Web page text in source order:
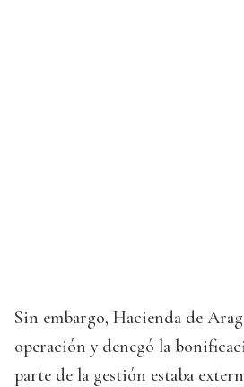
Sin embargo, Hacienda de
operación y denegó la
parte de la gestión estaba